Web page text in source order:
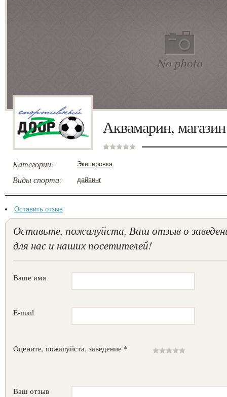
Аквамарин, магазин
Категории: Экипировка
Виды спорта: дайвинг
Оставить отзыв
Оставьте, пожалуйста, Ваш отзыв о
для нас и наших посетителей!
Ваше имя
E-mail
Оцените, пожалуйста, заведение *
Ваш отзыв